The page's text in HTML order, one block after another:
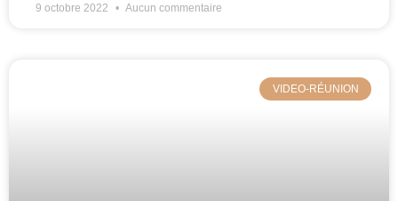
9 octobre 2022 Aucun commentaire
VIDEO-RÉUNION